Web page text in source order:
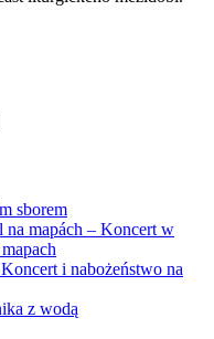
sborem
mapách – Koncert w
i nabożeństwo na
z wodą